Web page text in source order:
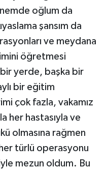
oğlum da
şansım da
ve meydana
öğretmesi
yerde, başka bir
bir eğitim
çok fazla, vakamız
her hastasıyla ve
olmasına rağmen
türlü operasyonu
mezun oldum. Bu